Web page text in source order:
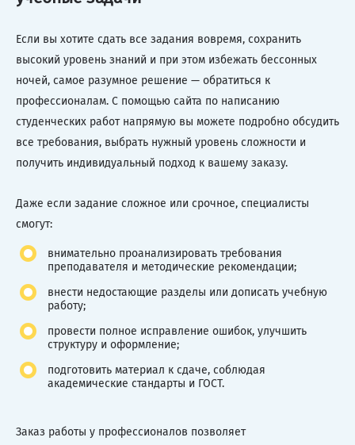
Если вы хотите сдать все задания вовремя, сохранить
высокий уровень знаний и при этом избежать бессонных
ночей, самое разумное решение — обратиться к
профессионалам. С помощью сайта по написанию
студенческих работ напрямую вы можете подробно обсудить
все требования, выбрать нужный уровень сложности и
получить индивидуальный подход к вашему заказу.
Даже если задание сложное или срочное, специалисты
смогут:
внимательно проанализировать требования
преподавателя и методические рекомендации;
внести недостающие разделы или дописать учебную
работу;
провести полное исправление ошибок, улучшить
структуру и оформление;
подготовить материал к сдаче, соблюдая
академические стандарты и ГОСТ.
Заказ работы у профессионалов позволяет